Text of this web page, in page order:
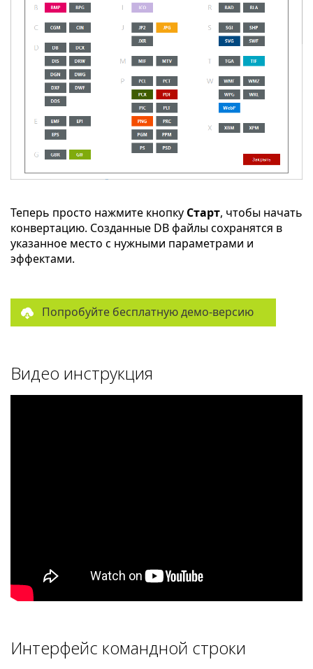
Теперь просто нажмите кнопку Старт, чтобы начать
конвертацию. Созданные DB файлы сохранятся в
указанное место с нужными параметрами и
эффектами.
Попробуйте бесплатную демо-версию
Видео инструкция
Интерфейс командной строки